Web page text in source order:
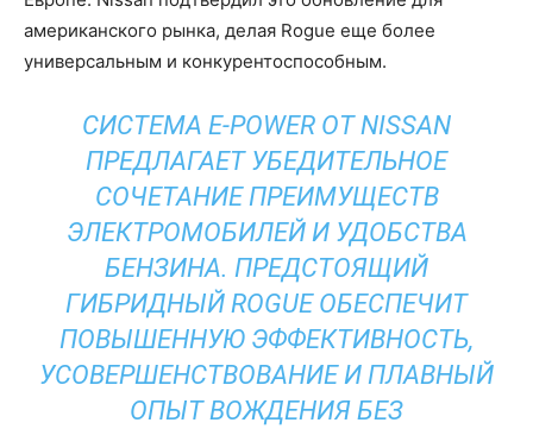
американского рынка, делая Rogue еще более
универсальным и конкурентоспособным.
СИСТЕМА E-POWER ОТ NISSAN
ПРЕДЛАГАЕТ УБЕДИТЕЛЬНОЕ
СОЧЕТАНИЕ ПРЕИМУЩЕСТВ
ЭЛЕКТРОМОБИЛЕЙ И УДОБСТВА
БЕНЗИНА. ПРЕДСТОЯЩИЙ
ГИБРИДНЫЙ ROGUE ОБЕСПЕЧИТ
ПОВЫШЕННУЮ ЭФФЕКТИВНОСТЬ,
УСОВЕРШЕНСТВОВАНИЕ И ПЛАВНЫЙ
ОПЫТ ВОЖДЕНИЯ БЕЗ